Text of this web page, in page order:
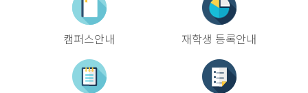
캠퍼스안내 재학생 등록안내